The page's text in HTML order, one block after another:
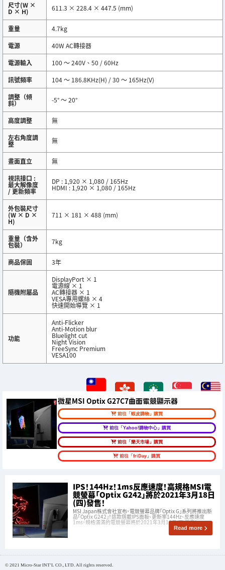
尺寸(W ×
D × H) 611.3 × 228.4 × 447.5 (mm)
重量
4.7kg
電源
40W AC轉接器
電源輸入
100 ～ 240V、50 / 60Hz
訊號頻率
104 ～ 186.8KHz(H) / 30 ～ 165Hz(V)
調整（傾
斜） -5° ～ 20°
高度調整
無
左右角度調
整 無
畫面直立
無
視訊接口 :
最大解像度
/ 更新頻率
DP : 1,920 × 1,080 / 165Hz
HDMI : 1,920 × 1,080 / 165Hz
外包裝尺寸
(W × D ×
H)
711 × 181 × 488 (mm)
重量（含外
包裝） 7kg
商品保固 3年
隨機附屬品
DisplayPort × 1
電源線 × 1
AC轉接器 × 1
VESA專用螺絲 × 4
快速開始導覽 × 1
功能
Anti-Flicker
Anti-Motion blur
Bluelight cut
Night Vision
FreeSync Premium
VESA100
微星MSI Optix G27C7曲面電競顯示器
前往「蝦皮購物」購買
前往「Yahoo!購物中心」購買
前往「樂天市場」購買
前往「friDay」購買
IPS！144Hz！1ms反應速度！高規格MSI電
競螢幕「Optix G242」將於2021年3月18日
(四)發售！
MSI Japan株式會社宣布，電競螢幕品牌「Optix G」系列將推出新
品「Optix G242」！這款搭載IPS面板、更新率144Hz、反應速度
1ms，規格滿滿的電競螢幕將於2021年3月18日(四)發售！
Read more
© 2021 Micro-Star INT'L CO., LTD. All rights reserved.